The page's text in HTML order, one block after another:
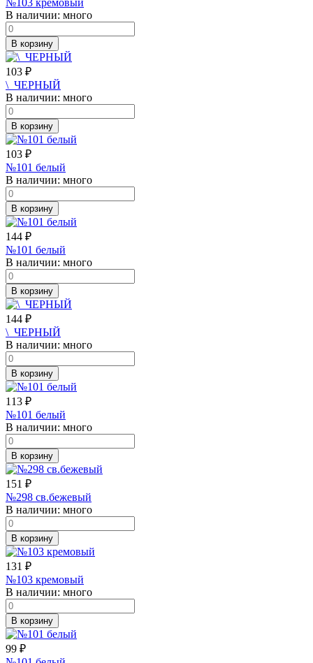
В наличии: много
В корзину
103 ₽
\_ЧЕРНЫЙ
В наличии: много
В корзину
103 ₽
№101 белый
В наличии: много
В корзину
144 ₽
№101 белый
В наличии: много
В корзину
144 ₽
\_ЧЕРНЫЙ
В наличии: много
В корзину
113 ₽
№101 белый
В наличии: много
В корзину
151 ₽
№298 св.бежевый
В наличии: много
В корзину
131 ₽
№103 кремовый
В наличии: много
В корзину
99 ₽